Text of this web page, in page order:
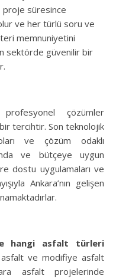
süresince
ve her türlü soru ve
memnuniyetini
sektörde güvenilir bir
çözümler
tercihtir. Son teknolojik
ve çözüm odaklı
ve bütçeye uygun
dostu uygulamaları ve
Ankara’nın gelişen
hangi asfalt türleri
asfalt ve modifiye asfalt
asfalt projelerinde